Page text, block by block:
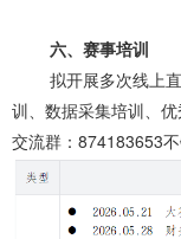
六、赛事培训
拟开展多次线上直
训、数据采集培训、
交流群：874183653不